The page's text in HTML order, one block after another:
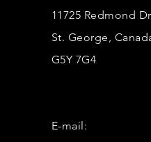
11725 Redmond
St. George,
G5Y 7G4
E-mail: